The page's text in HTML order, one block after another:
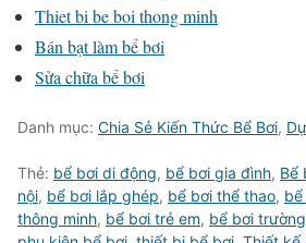
Thiet bi be boi thong minh
Bán bạt làm bể bơi
Sửa chữa bể bơi
Danh mục: Chia Sẻ Kiến Thức Bể Bơi,
Thẻ: bể bơi di động, bể bơi gia đình, Bể
nội, bể bơi lắp ghép, bể bơi thể thao,
thông minh, bể bơi trẻ em, bể bơi